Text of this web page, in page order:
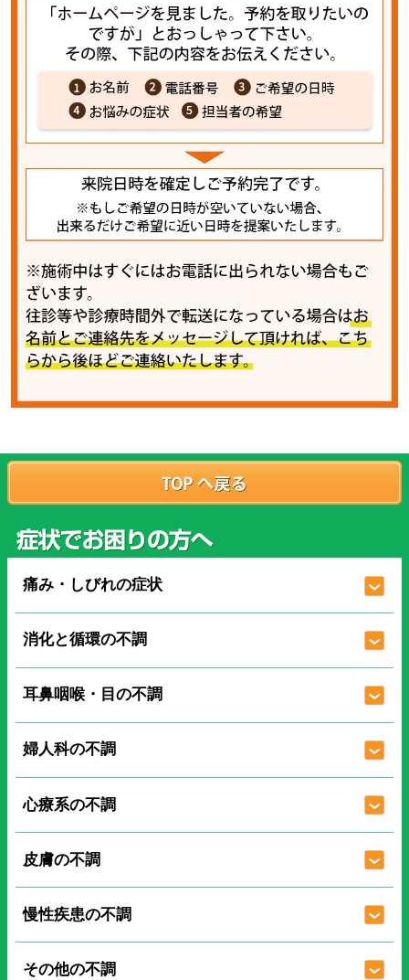
痛み・しびれの症状
消化と循環の不調
耳鼻咽喉・目の不調
婦人科の不調
心療系の不調
皮膚の不調
慢性疾患の不調
その他の不調